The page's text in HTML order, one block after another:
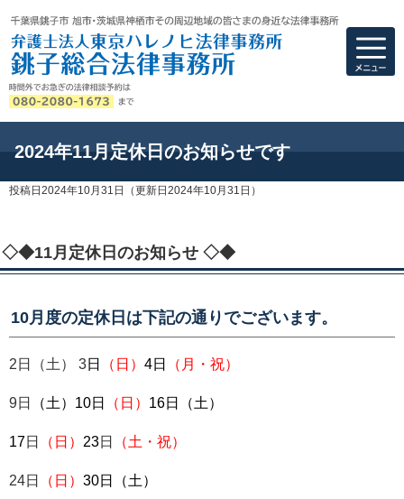
弁護士法人東京
2024年11月定休日のお知らせです
投稿日2024年10月31日 （更新日2024年10月31日）
◇◆11月定休日のお知らせ ◇◆
10月度の定休日は下記の通りでございます。
2日（土） 3日 （日） 4日 （月・祝）
9日 （土） 10日 （日） 16日（土）
17日 （日） 23日 （土・祝）
24日 （日） 30日（土）